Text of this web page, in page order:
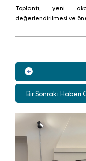
Toplantı, yeni
değerlendirilmesi ve
Bir Sonraki Haberi